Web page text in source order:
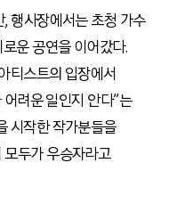
행사장에서는 초청 가수
운 공연을 이어갔다.
티스트의 입장에서
어려운 일인지 안다”는
시작한 작가분들을
두가 우승자라고